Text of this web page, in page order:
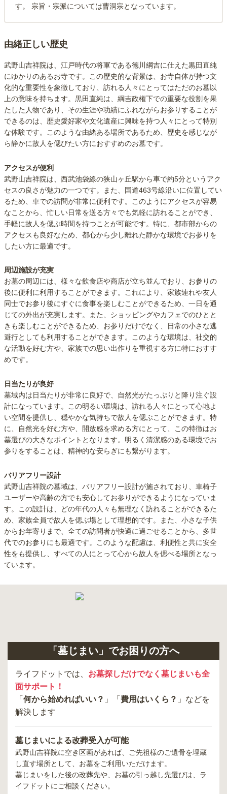
す。 宗旨・宗派については曹洞宗となっています。
由緒正しい歴史
武野山吉祥院は、江戸時代の将軍である徳川綱吉に仕えた黒田直純
にゆかりのあるお寺です。この歴史的な背景は、お寺自体が持つ文
化的な重要性を象徴しており、訪れる人々にとってはただのお墓以
上の意味を持ちます。黒田直純は、綱吉政権下での重要な役割を果
たした人物であり、その生涯や功績にふれながらお参りすることが
できるのは、歴史愛好家や文化遺産に興味を持つ人々にとって特別
な体験です。このような由緒ある場所であるため、歴史を感じなが
ら静かに故人を偲びたい方におすすめのお墓です。
アクセスが便利
武野山吉祥院は、西武池袋線の狭山ヶ丘駅から車で約5分というアク
セスの良さが魅力の一つです。また、国道463号線沿いに位置してい
るため、車での訪問が非常に便利です。このようにアクセスが容易
なことから、忙しい日常を送る方々でも気軽に訪れることができ、
手軽に故人を偲ぶ時間を持つことが可能です。特に、都市部からの
アクセスも良好なため、都心から少し離れた静かな環境でお参りを
したい方に最適です。
周辺施設が充実
お墓の周辺には、様々な飲食店や商店が立ち並んでおり、お参りの
後に便利に利用することができます。これにより、家族連れや友人
同士でお参り後にすぐに食事を楽しむことができるため、一日を通
じての外出が充実します。また、ショッピングやカフェでのひとと
きも楽しむことができるため、お参りだけでなく、日常の小さな逃
避行としても利用することができます。このような環境は、社交的
な活動を好む方や、家族での思い出作りを重視する方に特におすす
めです。
日当たりが良好
墓域内は日当たりが非常に良好で、自然光がたっぷりと降り注ぐ設
計になっています。この明るい環境は、訪れる人々にとって心地よ
い空間を提供し、穏やかな気持ちで故人を偲ぶことができます。特
に、自然光を好む方や、開放感を求める方にとって、この特徴はお
墓選びの大きなポイントとなります。明るく清潔感のある環境でお
参りをすることは、精神的な安らぎにも繋がります。
バリアフリー設計
武野山吉祥院の墓域は、バリアフリー設計が施されており、車椅子
ユーザーや高齢の方でも安心してお参りができるようになっていま
す。この設計は、どの年代の人々も無理なく訪れることができるた
め、家族全員で故人を偲ぶ場として理想的です。また、小さな子供
からお年寄りまで、全ての訪問者が快適に過ごせることから、多世
代でのお参りにも最適です。このような配慮は、利便性と共に安全
性をも提供し、すべての人にとって心から故人を偲べる場所となっ
ています。
「墓じまい」でお困りの方へ
ライフドットでは、 お墓探しだけでなく墓じまいも全
面サポート！
「 何から始めればいい？ 」「 費用はいくら？ 」などを
解決します
墓じまいによる改葬受入が可能
武野山吉祥院に空き区画があれば、ご先祖様のご遺骨を埋蔵
し直す場所として、お墓をご利用いただけます。
墓じまいをした後の改葬先や、お墓の引っ越し先選びは、ラ
イフドットにご相談ください。